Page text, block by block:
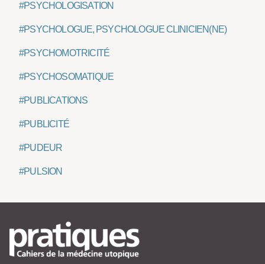
#PSYCHOLOGISATION
#PSYCHOLOGUE, PSYCHOLOGUE CLINICIEN(NE)
#PSYCHOMOTRICITÉ
#PSYCHOSOMATIQUE
#PUBLICATIONS
#PUBLICITÉ
#PUDEUR
#PULSION